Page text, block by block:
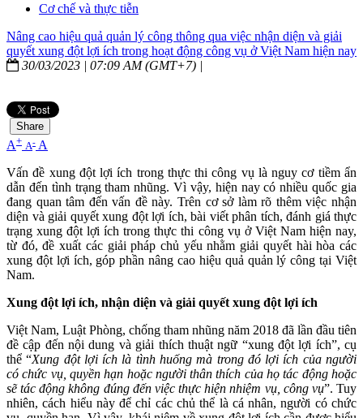
Cơ chế và thực tiễn
Nâng cao hiệu quả quản lý công thông qua việc nhận diện và giải
quyết xung đột lợi ích trong hoạt động công vụ ở Việt Nam hiện nay
30/03/2023 | 07:09 AM (GMT+7) |
Share
A+ A- A
Vấn đề xung đột lợi ích trong thực thi công vụ là nguy cơ tiềm ẩn
dẫn đến tình trạng tham nhũng. Vì vậy, hiện nay có nhiều quốc gia
đang quan tâm đến vấn đề này. Trên cơ sở làm rõ thêm việc nhận
diện và giải quyết xung đột lợi ích, bài viết phân tích, đánh giá thực
trạng xung đột lợi ích trong thực thi công vụ ở Việt Nam hiện nay,
từ đó, đề xuất các giải pháp chủ yếu nhằm giải quyết hài hòa các
xung đột lợi ích, góp phần nâng cao hiệu quả quản lý công tại Việt
Nam.
Xung đột lợi ích, nhận diện và giải quyết xung đột lợi ích
Việt Nam, Luật Phòng, chống tham nhũng năm 2018 đã lần đầu tiên
đề cập đến nội dung và giải thích thuật ngữ “xung đột lợi ích”, cụ
thể “Xung đột lợi ích là tình huống mà trong đó lợi ích của người
có chức vụ, quyền hạn hoặc người thân thích của họ tác động hoặc
sẽ tác động không đúng đến việc thực hiện nhiệm vụ, công vụ”. Tuy
nhiên, cách hiểu này để chỉ các chủ thể là cá nhân, người có chức